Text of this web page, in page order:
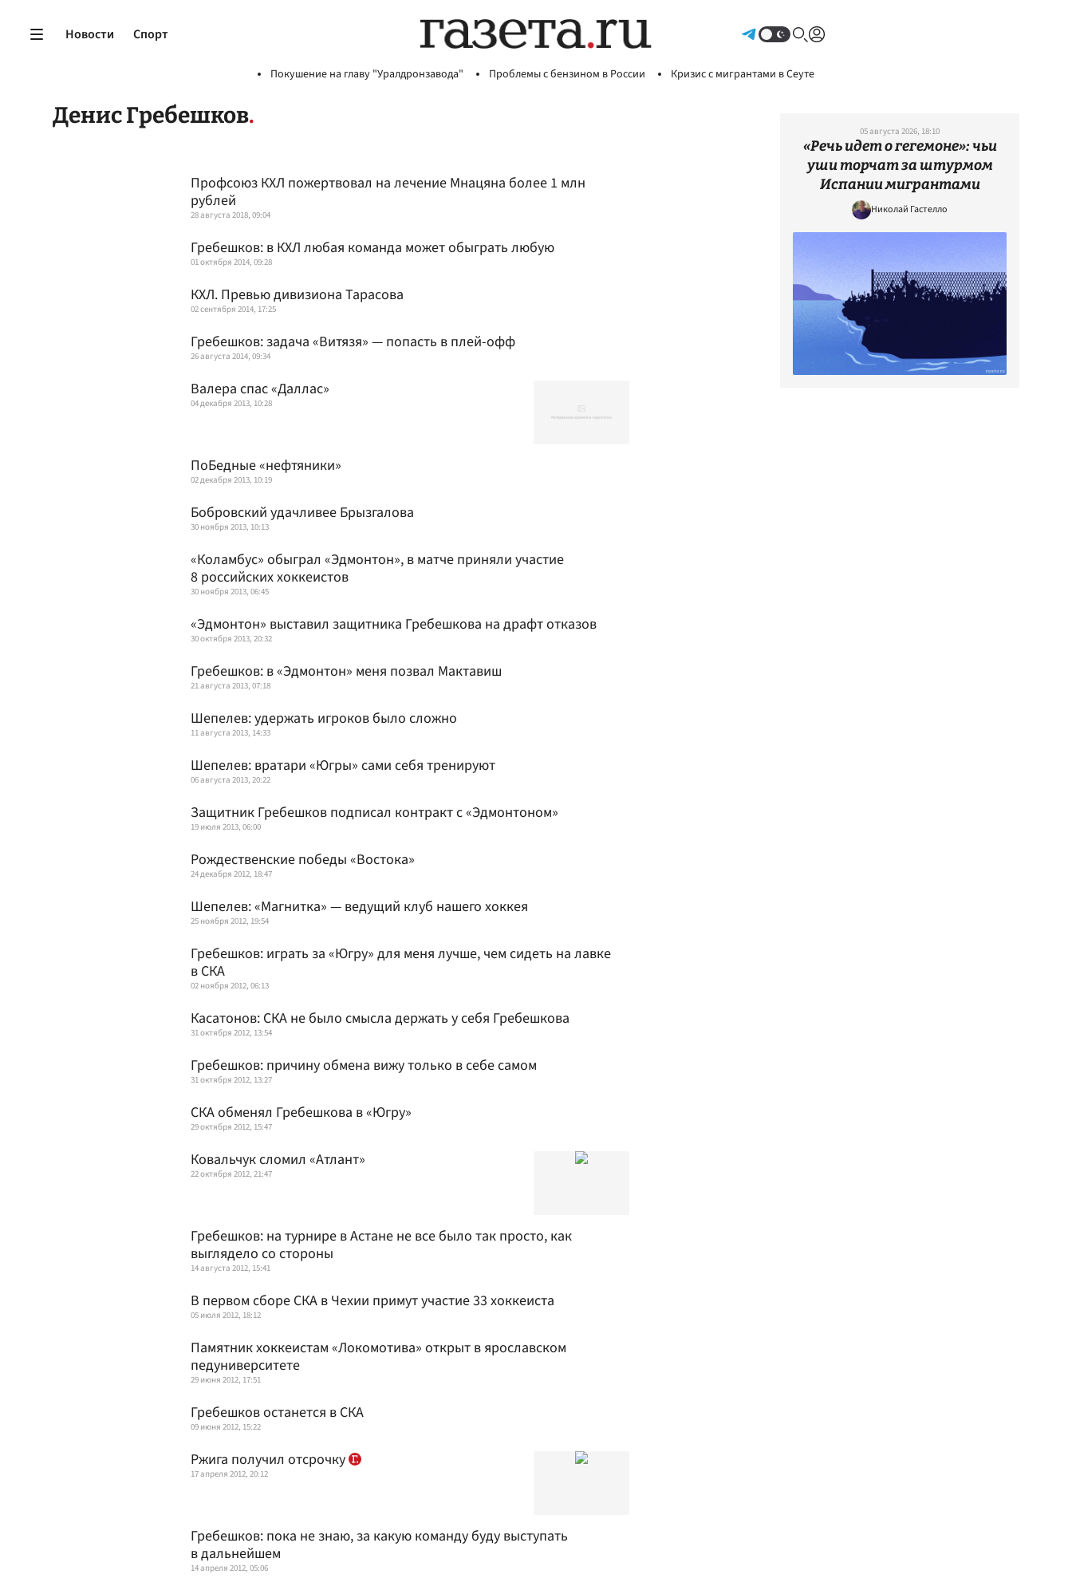
Новости Спорт
Покушение на главу "Уралдронзавода" Проблемы с бензином в России Кризис с мигрантами в Сеуте
Денис Гребешков
Профсоюз КХЛ пожертвовал на лечение Мнацяна более 1 млн
рублей
28 августа 2018, 09:04
Гребешков: в КХЛ любая команда может обыграть любую
01 октября 2014, 09:28
КХЛ. Превью дивизиона Тарасова
02 сентября 2014, 17:25
Гребешков: задача «Витязя» — попасть в плей-офф
26 августа 2014, 09:34
Валера спас «Даллас»
04 декабря 2013, 10:28
ПоБедные «нефтяники»
02 декабря 2013, 10:19
Бобровский удачливее Брызгалова
30 ноября 2013, 10:13
«Коламбус» обыграл «Эдмонтон», в матче приняли участие
8 российских хоккеистов
30 ноября 2013, 06:45
«Эдмонтон» выставил защитника Гребешкова на драфт отказов
30 октября 2013, 20:32
Гребешков: в «Эдмонтон» меня позвал Мактавиш
21 августа 2013, 07:18
Шепелев: удержать игроков было сложно
11 августа 2013, 14:33
Шепелев: вратари «Югры» сами себя тренируют
06 августа 2013, 20:22
Защитник Гребешков подписал контракт с «Эдмонтоном»
19 июля 2013, 06:00
Рождественские победы «Востока»
24 декабря 2012, 18:47
Шепелев: «Магнитка» — ведущий клуб нашего хоккея
25 ноября 2012, 19:54
Гребешков: играть за «Югру» для меня лучше, чем сидеть на лавке
в СКА
02 ноября 2012, 06:13
Касатонов: СКА не было смысла держать у себя Гребешкова
31 октября 2012, 13:54
Гребешков: причину обмена вижу только в себе самом
31 октября 2012, 13:27
СКА обменял Гребешкова в «Югру»
29 октября 2012, 15:47
Ковальчук сломил «Атлант»
22 октября 2012, 21:47
Гребешков: на турнире в Астане не все было так просто, как
выглядело со стороны
14 августа 2012, 15:41
В первом сборе СКА в Чехии примут участие 33 хоккеиста
05 июля 2012, 18:12
Памятник хоккеистам «Локомотива» открыт в ярославском
педуниверситете
29 июня 2012, 17:51
Гребешков останется в СКА
09 июня 2012, 15:22
Ржига получил отсрочку
17 апреля 2012, 20:12
Гребешков: пока не знаю, за какую команду буду выступать
в дальнейшем
14 апреля 2012, 05:06
05 августа 2026, 18:10
«Речь идет о гегемоне»: чьи
уши торчат за штурмом
Испании мигрантами
Николай Гастелло